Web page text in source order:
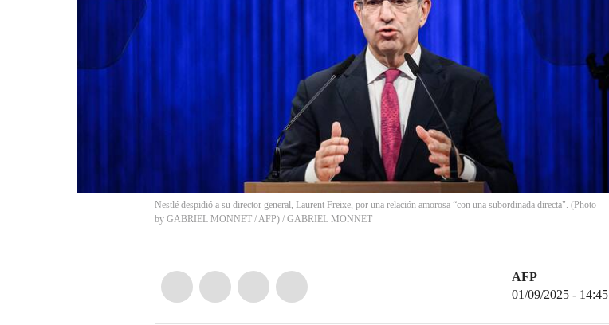
Nestlé despidió a su director general, Laurent Freixe, por una relación amorosa “con una subordinada directa". (Photo
by GABRIEL MONNET / AFP) / GABRIEL MONNET
AFP
01/09/2025 - 14:45